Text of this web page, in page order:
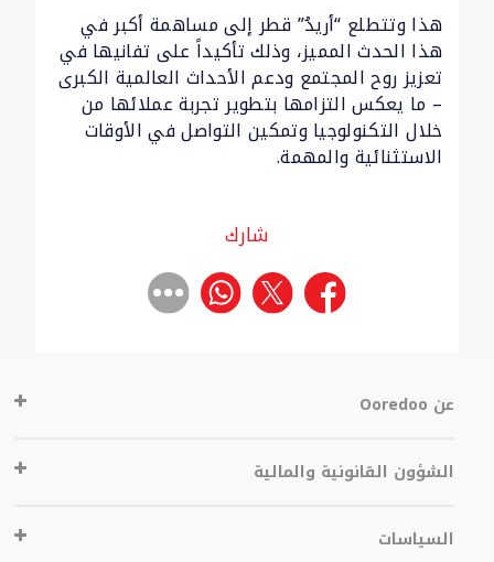
هذا وتتطلع “أريدُ” قطر إلى مساهمة أكبر في
هذا الحدث المميز، وذلك تأكيداً على تفانيها في
تعزيز روح المجتمع ودعم الأحداث العالمية الكبرى
– ما يعكس التزامها بتطوير تجربة عملائها من
خلال التكنولوجيا وتمكين التواصل في الأوقات
الاستثنائية والمهمة.
شارك
عن Ooredoo
الشؤون القانونية والمالية
السياسات